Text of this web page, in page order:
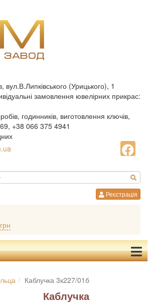
вул.В.Липківського (Урицького), 1
замовлення ювелірних прикрас:
годинників, виготовлення ключів,
+38 066 375 4941
Реєстрація
Каблучка 3к227/01б
Каблучка